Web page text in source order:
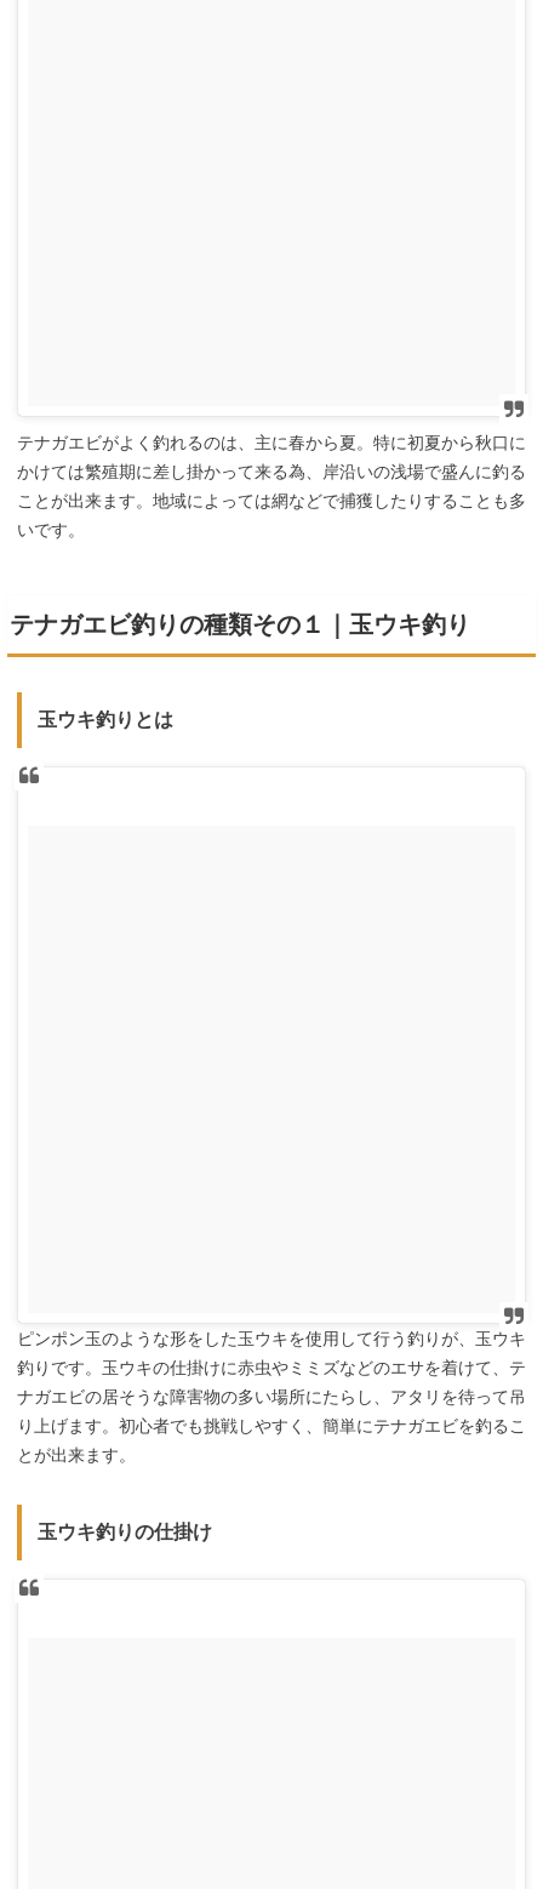
テナガエビがよく釣れるのは、主に春から夏。特に初夏から秋口に
かけては繁殖期に差し掛かって来る為、岸沿いの浅場で盛んに釣る
ことが出来ます。地域によっては網などで捕獲したりすることも多
いです。
テナガエビ釣りの種類その１｜玉ウキ釣り
玉ウキ釣りとは
ピンポン玉のような形をした玉ウキを使用して行う釣りが、玉ウキ
釣りです。玉ウキの仕掛けに赤虫やミミズなどのエサを着けて、テ
ナガエビの居そうな障害物の多い場所にたらし、アタリを待って吊
り上げます。初心者でも挑戦しやすく、簡単にテナガエビを釣るこ
とが出来ます。
玉ウキ釣りの仕掛け